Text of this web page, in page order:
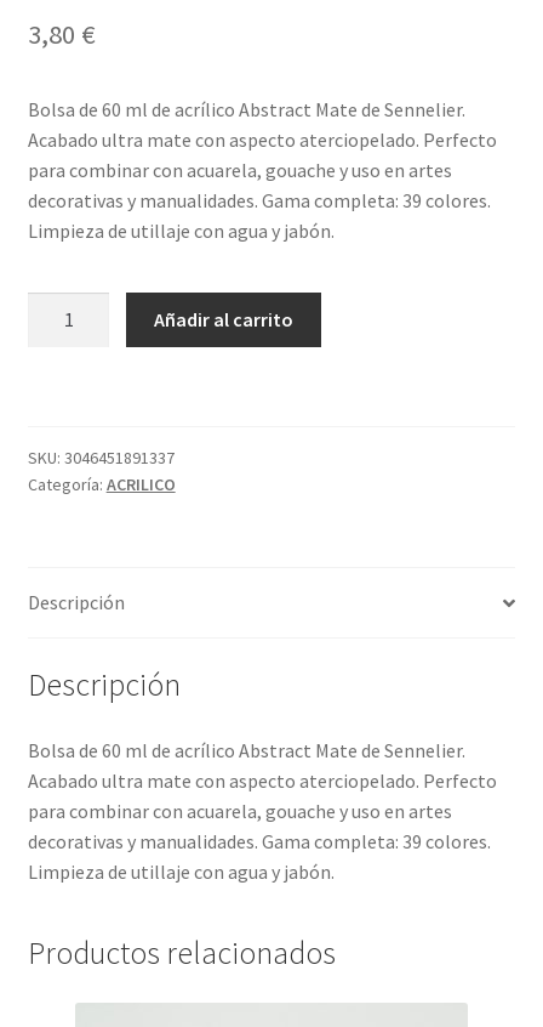
3,80 €
Bolsa de 60 ml de acrílico Abstract Mate de Sennelier.
Acabado ultra mate con aspecto aterciopelado. Perfecto
para combinar con acuarela, gouache y uso en artes
decorativas y manualidades. Gama completa: 39 colores.
Limpieza de utillaje con agua y jabón.
MARTE
cantidad
Añadir al carrito
SKU: 3046451891337
Categoría: ACRILICO
Descripción
Descripción
Bolsa de 60 ml de acrílico Abstract Mate de Sennelier.
Acabado ultra mate con aspecto aterciopelado. Perfecto
para combinar con acuarela, gouache y uso en artes
decorativas y manualidades. Gama completa: 39 colores.
Limpieza de utillaje con agua y jabón.
Productos relacionados